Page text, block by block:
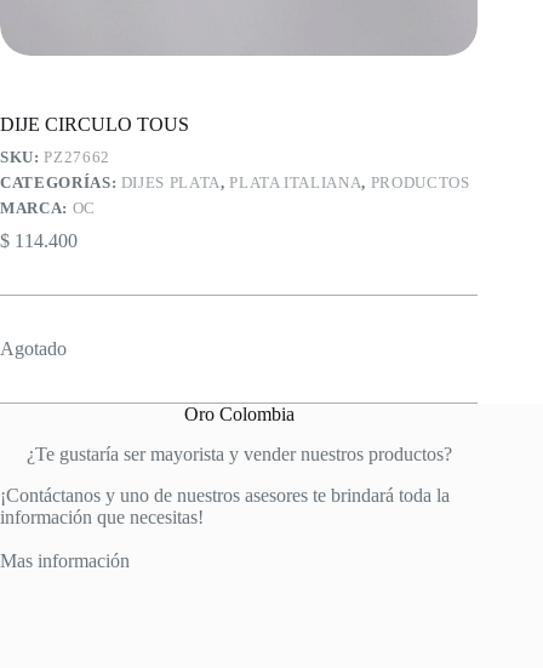
DIJE CIRCULO TOUS
SKU:PZ27662
CATEGORÍAS: DIJES PLATA,PLATA ITALIANA, PRODUCTOS
MARCA: OC
$ 114.400
Agotado
Oro Colombia
¿Te gustaría ser mayorista y vender nuestros productos?
¡Contáctanos y uno de nuestros asesores te brindará toda la
información que necesitas!
Mas información